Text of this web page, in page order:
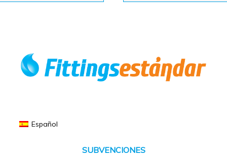
Español
SUBVENCIONES